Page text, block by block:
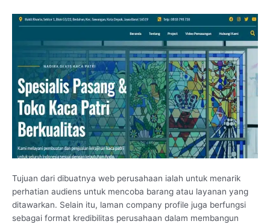
Tujuan dari dibuatnya web perusahaan ialah untuk menarik
perhatian audiens untuk mencoba barang atau layanan yang
ditawarkan. Selain itu, laman company profile juga berfungsi
sebagai format kredibilitas perusahaan dalam membangun